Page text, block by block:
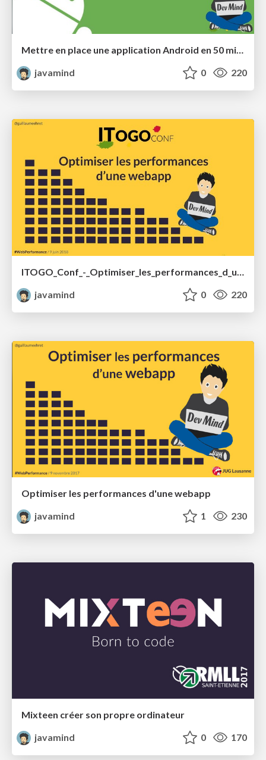
Mettre en place une application Android en 50 minutes
javamind
0 220
javamind
0 220
Optimiser les performances d'une webapp
javamind
1 230
Mixteen créer son propre ordinateur
javamind
0 170